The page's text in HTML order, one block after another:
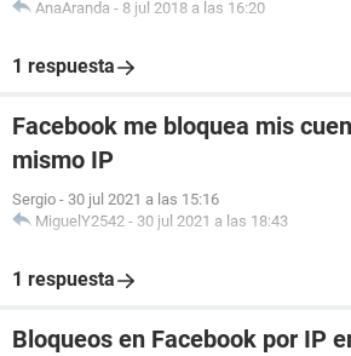
AnaAranda - 8 jul 2018 a las 16:20
1 respuesta
Facebook me bloquea mis
mismo IP
Sergio - 30 jul 2021 a las 15:16
MiguelY2542 - 30 jul 2021 a las 18:43
1 respuesta
Bloqueos en Facebook por IP